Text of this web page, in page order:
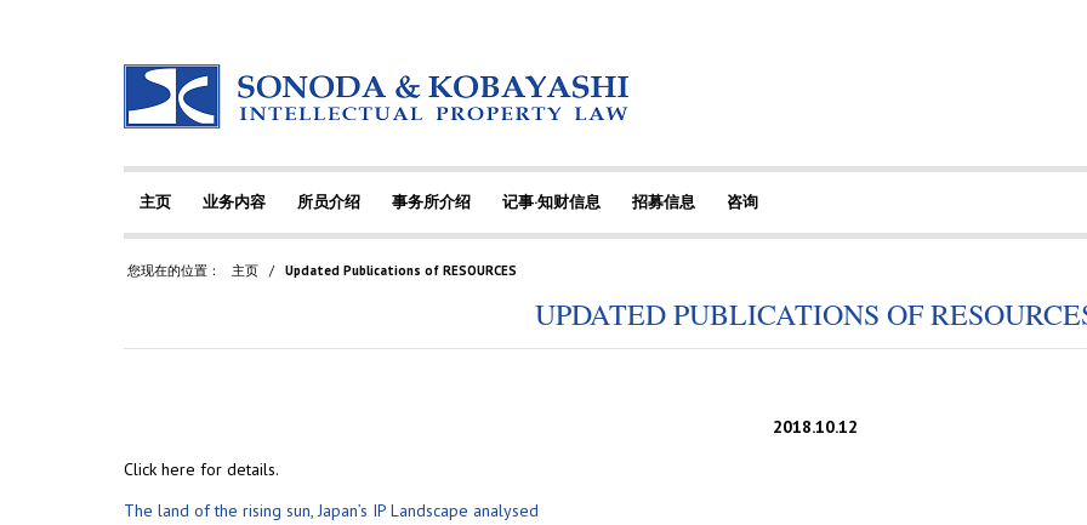
主页 业务内容 所员介绍 事务所介绍 记事·知财信息 招募信息 咨询
您现在的位置： 主页 / Updated Publications of RESOURCES
UPDATED PUBLICATIONS OF
2018.10.12
Click here for details.
The land of the rising sun, Japan’s IP Landscape analysed